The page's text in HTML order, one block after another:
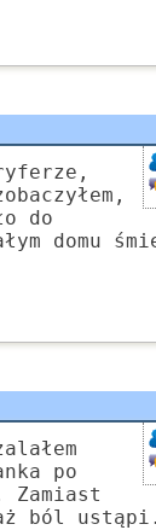
do
domu
po
Zamiast
ból ustąpi.